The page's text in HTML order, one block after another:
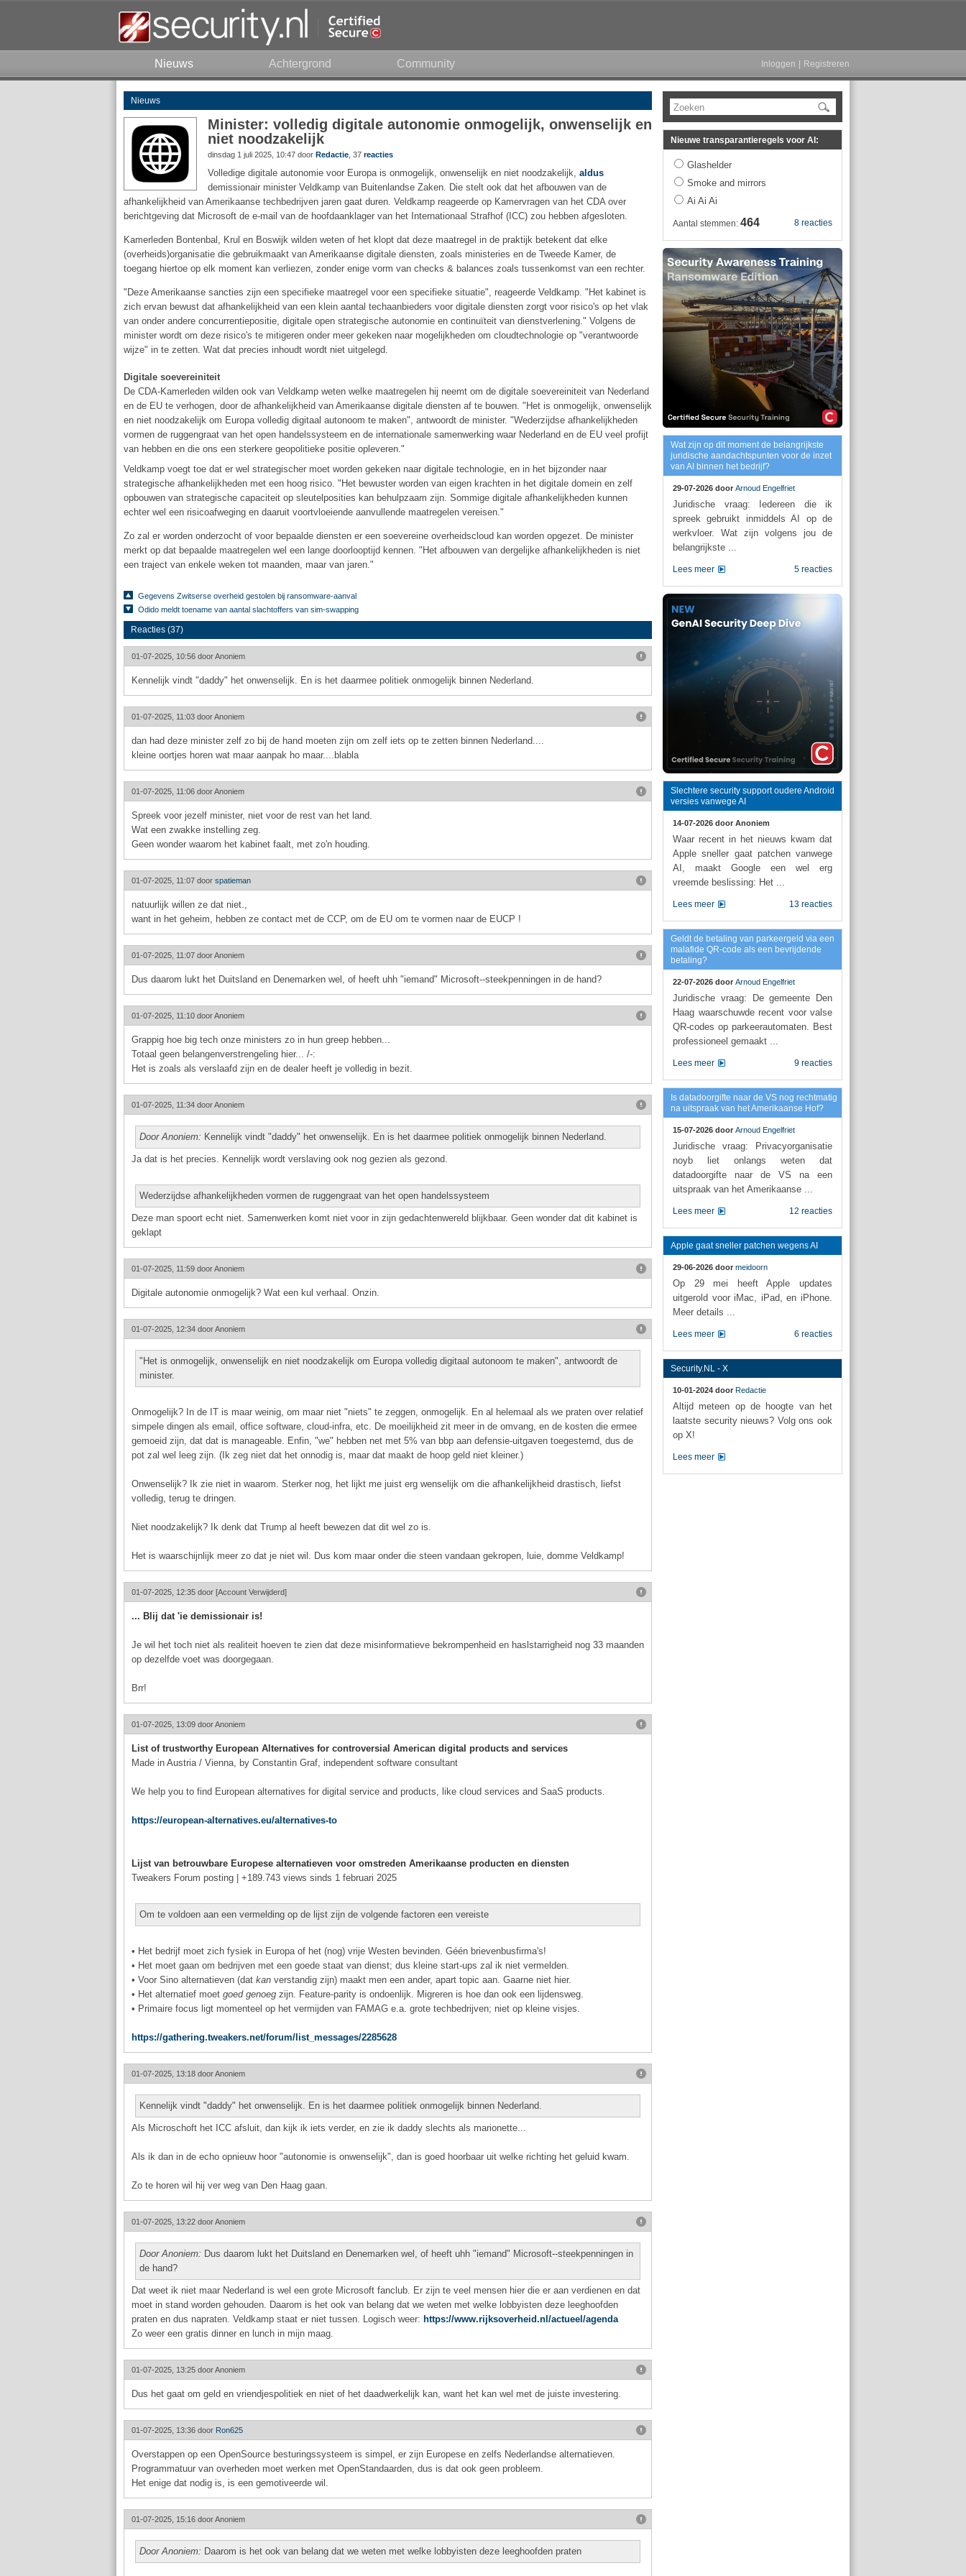
Nieuws Achtergrond Community Inloggen Registreren
Nieuws
Minister: volledig digitale autonomie onmogelijk, onwenselijk en
niet noodzakelijk
dinsdag 1 juli 2025, 10:47 door Redactie , 37 reacties
Volledige digitale autonomie voor Europa is onmogelijk, onwenselijk en niet noodzakelijk, aldus
demissionair minister Veldkamp van Buitenlandse Zaken. Die stelt ook dat het afbouwen van de
afhankelijkheid van Amerikaanse techbedrijven jaren gaat duren. Veldkamp reageerde op Kamervragen van het CDA over
berichtgeving dat Microsoft de e-mail van de hoofdaanklager van het Internationaal Strafhof (ICC) zou hebben afgesloten.
Kamerleden Bontenbal, Krul en Boswijk wilden weten of het klopt dat deze maatregel in de praktijk betekent dat elke
(overheids)organisatie die gebruikmaakt van Amerikaanse digitale diensten, zoals ministeries en de Tweede Kamer, de
toegang hiertoe op elk moment kan verliezen, zonder enige vorm van checks & balances zoals tussenkomst van een rechter.
"Deze Amerikaanse sancties zijn een specifieke maatregel voor een specifieke situatie", reageerde Veldkamp. "Het kabinet is
zich ervan bewust dat afhankelijkheid van een klein aantal techaanbieders voor digitale diensten zorgt voor risico's op het vlak
van onder andere concurrentiepositie, digitale open strategische autonomie en continuïteit van dienstverlening." Volgens de
minister wordt om deze risico's te mitigeren onder meer gekeken naar mogelijkheden om cloudtechnologie op "verantwoorde
wijze" in te zetten. Wat dat precies inhoudt wordt niet uitgelegd.
Digitale soevereiniteit
De CDA-Kamerleden wilden ook van Veldkamp weten welke maatregelen hij neemt om de digitale soevereiniteit van Nederland
en de EU te verhogen, door de afhankelijkheid van Amerikaanse digitale diensten af te bouwen. "Het is onmogelijk, onwenselijk
en niet noodzakelijk om Europa volledig digitaal autonoom te maken", antwoordt de minister. "Wederzijdse afhankelijkheden
vormen de ruggengraat van het open handelssysteem en de internationale samenwerking waar Nederland en de EU veel profijt
van hebben en die ons een sterkere geopolitieke positie opleveren."
Veldkamp voegt toe dat er wel strategischer moet worden gekeken naar digitale technologie, en in het bijzonder naar
strategische afhankelijkheden met een hoog risico. "Het bewuster worden van eigen krachten in het digitale domein en zelf
opbouwen van strategische capaciteit op sleutelposities kan behulpzaam zijn. Sommige digitale afhankelijkheden kunnen
echter wel een risicoafweging en daaruit voortvloeiende aanvullende maatregelen vereisen."
Zo zal er worden onderzocht of voor bepaalde diensten er een soevereine overheidscloud kan worden opgezet. De minister
merkt op dat bepaalde maatregelen wel een lange doorlooptijd kennen. "Het afbouwen van dergelijke afhankelijkheden is niet
een traject van enkele weken tot maanden, maar van jaren."
Gegevens Zwitserse overheid gestolen bij ransomware-aanval
Odido meldt toename van aantal slachtoffers van sim-swapping
Reacties (37)
01-07-2025, 10:56 doorAnoniem
Kennelijk vindt "daddy" het onwenselijk. En is het daarmee politiek onmogelijk binnen Nederland.
01-07-2025, 11:03 doorAnoniem
dan had deze minister zelf zo bij de hand moeten zijn om zelf iets op te zetten binnen Nederland....
kleine oortjes horen wat maar aanpak ho maar....blabla
01-07-2025, 11:06 doorAnoniem
Spreek voor jezelf minister, niet voor de rest van het land.
Wat een zwakke instelling zeg.
Geen wonder waarom het kabinet faalt, met zo'n houding.
01-07-2025, 11:07 door spatieman
natuurlijk willen ze dat niet.,
want in het geheim, hebben ze contact met de CCP, om de EU om te vormen naar de EUCP !
01-07-2025, 11:07 doorAnoniem
Dus daarom lukt het Duitsland en Denemarken wel, of heeft uhh "iemand" Microsoft--steekpenningen in de hand?
01-07-2025, 11:10 doorAnoniem
Grappig hoe big tech onze ministers zo in hun greep hebben...
Totaal geen belangenverstrengeling hier... /-:
Het is zoals als verslaafd zijn en de dealer heeft je volledig in bezit.
01-07-2025, 11:34 doorAnoniem
Door Anoniem: Kennelijk vindt "daddy" het onwenselijk. En is het daarmee politiek onmogelijk binnen Nederland.
Ja dat is het precies. Kennelijk wordt verslaving ook nog gezien als gezond.
Wederzijdse afhankelijkheden vormen de ruggengraat van het open handelssysteem
Deze man spoort echt niet. Samenwerken komt niet voor in zijn gedachtenwereld blijkbaar. Geen wonder dat dit kabinet is
geklapt
01-07-2025, 11:59 doorAnoniem
Digitale autonomie onmogelijk? Wat een kul verhaal. Onzin.
01-07-2025, 12:34 doorAnoniem
"Het is onmogelijk, onwenselijk en niet noodzakelijk om Europa volledig digitaal autonoom te maken", antwoordt de
minister.
Onmogelijk? In de IT is maar weinig, om maar niet "niets" te zeggen, onmogelijk. En al helemaal als we praten over relatief
simpele dingen als email, office software, cloud-infra, etc. De moeilijkheid zit meer in de omvang, en de kosten die ermee
gemoeid zijn, dat dat is manageable. Enfin, "we" hebben net met 5% van bbp aan defensie-uitgaven toegestemd, dus de
pot zal wel leeg zijn. (Ik zeg niet dat het onnodig is, maar dat maakt de hoop geld niet kleiner.)
Onwenselijk? Ik zie niet in waarom. Sterker nog, het lijkt me juist erg wenselijk om die afhankelijkheid drastisch, liefst
volledig, terug te dringen.
Niet noodzakelijk? Ik denk dat Trump al heeft bewezen dat dit wel zo is.
Het is waarschijnlijk meer zo dat je niet wil. Dus kom maar onder die steen vandaan gekropen, luie, domme Veldkamp!
01-07-2025, 12:35 door [Account Verwijderd]
... Blij dat 'ie demissionair is!
Je wil het toch niet als realiteit hoeven te zien dat deze misinformatieve bekrompenheid en haslstarrigheid nog 33 maanden
op dezelfde voet was doorgegaan.
Brr!
01-07-2025, 13:09 doorAnoniem
List of trustworthy European Alternatives for controversial American digital products and services
Made in Austria / Vienna, by Constantin Graf, independent software consultant
We help you to find European alternatives for digital service and products, like cloud services and SaaS products.
https://european-alternatives.eu/alternatives-to
Lijst van betrouwbare Europese alternatieven voor omstreden Amerikaanse producten en diensten
Tweakers Forum posting | +189.743 views sinds 1 februari 2025
Om te voldoen aan een vermelding op de lijst zijn de volgende factoren een vereiste
• Het bedrijf moet zich fysiek in Europa of het (nog) vrije Westen bevinden. Géén brievenbusfirma's!
• Het moet gaan om bedrijven met een goede staat van dienst; dus kleine start-ups zal ik niet vermelden.
• Voor Sino alternatieven (dat kan verstandig zijn) maakt men een ander, apart topic aan. Gaarne niet hier.
• Het alternatief moet goed genoeg zijn. Feature-parity is ondoenlijk. Migreren is hoe dan ook een lijdensweg.
• Primaire focus ligt momenteel op het vermijden van FAMAG e.a. grote techbedrijven; niet op kleine visjes.
https://gathering.tweakers.net/forum/list_messages/2285628
01-07-2025, 13:18 doorAnoniem
Kennelijk vindt "daddy" het onwenselijk. En is het daarmee politiek onmogelijk binnen Nederland.
Als Microschoft het ICC afsluit, dan kijk ik iets verder, en zie ik daddy slechts als marionette...
Als ik dan in de echo opnieuw hoor "autonomie is onwenselijk", dan is goed hoorbaar uit welke richting het geluid kwam.
Zo te horen wil hij ver weg van Den Haag gaan.
01-07-2025, 13:22 doorAnoniem
Door Anoniem: Dus daarom lukt het Duitsland en Denemarken wel, of heeft uhh "iemand" Microsoft--steekpenningen in
de hand?
Dat weet ik niet maar Nederland is wel een grote Microsoft fanclub. Er zijn te veel mensen hier die er aan verdienen en dat
moet in stand worden gehouden. Daarom is het ook van belang dat we weten met welke lobbyisten deze leeghoofden
praten en dus napraten. Veldkamp staat er niet tussen. Logisch weer: https://www.rijksoverheid.nl/actueel/agenda
Zo weer een gratis dinner en lunch in mijn maag.
01-07-2025, 13:25 doorAnoniem
Dus het gaat om geld en vriendjespolitiek en niet of het daadwerkelijk kan, want het kan wel met de juiste investering.
01-07-2025, 13:36 door Ron625
Overstappen op een OpenSource besturingssysteem is simpel, er zijn Europese en zelfs Nederlandse alternatieven.
Programmatuur van overheden moet werken met OpenStandaarden, dus is dat ook geen probleem.
Het enige dat nodig is, is een gemotiveerde wil.
01-07-2025, 15:16 doorAnoniem
Door Anoniem: Daarom is het ook van belang dat we weten met welke lobbyisten deze leeghoofden praten
Zoeken
Nieuwe transparantieregels voor AI:
Glashelder
Smoke and mirrors
Ai Ai Ai
8 reacties
Aantal stemmen: 464
Wat zijn op dit moment de belangrijkste
juridische aandachtspunten voor de inzet
van AI binnen het bedrijf?
29-07-2026 door Arnoud Engelfriet
Juridische vraag: Iedereen die ik
spreek gebruikt inmiddels AI op de
werkvloer. Wat zijn volgens jou de
belangrijkste ...
5 reacties
Lees meer
Slechtere security support oudere Android
versies vanwege AI
14-07-2026 door Anoniem
Waar recent in het nieuws kwam dat
Apple sneller gaat patchen vanwege
AI, maakt Google een wel erg
vreemde beslissing: Het ...
13 reacties
Lees meer
Geldt de betaling van parkeergeld via een
malafide QR-code als een bevrijdende
betaling?
22-07-2026 door Arnoud Engelfriet
Juridische vraag: De gemeente Den
Haag waarschuwde recent voor valse
QR-codes op parkeerautomaten. Best
professioneel gemaakt ...
9 reacties
Lees meer
Is datadoorgifte naar de VS nog rechtmatig
na uitspraak van het Amerikaanse Hof?
15-07-2026 door Arnoud Engelfriet
Juridische vraag: Privacyorganisatie
noyb liet onlangs weten dat
datadoorgifte naar de VS na een
uitspraak van het Amerikaanse ...
12 reacties
Lees meer
Apple gaat sneller patchen wegens AI
29-06-2026 door meidoorn
Op 29 mei heeft Apple updates
uitgerold voor iMac, iPad, en iPhone.
Meer details ...
6 reacties
Lees meer
Security.NL - X
10-01-2024 door Redactie
Altijd meteen op de hoogte van het
laatste security nieuws? Volg ons ook
op X!
Lees meer